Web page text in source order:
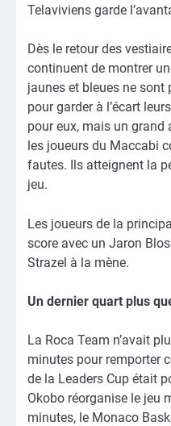
Telaviviens garde
Dès le retour des
continuent de montrer
jaunes et bleues ne
pour garder à l’écart
pour eux, mais un grand
les joueurs du Maccabi
fautes. Ils atteignent la
jeu.
Les joueurs de la
score avec un Jaron
Strazel à la mène.
Un dernier quart plus
La Roca Team n’avait
minutes pour remporter
de la Leaders Cup était
Okobo réorganise le jeu
minutes, le Monaco